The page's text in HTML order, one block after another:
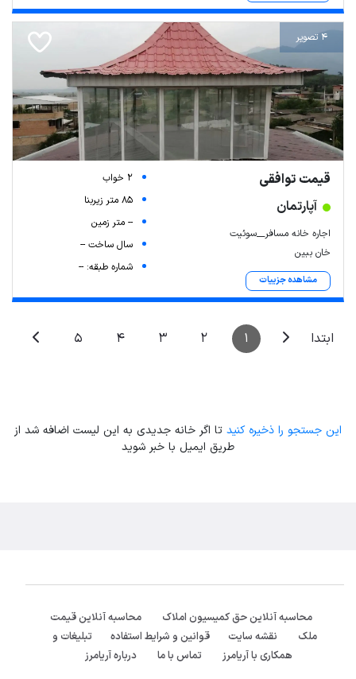
4 تصویر
قیمت توافقی
آپارتمان
اجاره خانه مسافر__سوئیت
خان ببین
مشاهده جزییات
2 خواب
85 متر زیربنا
-- متر زمین
سال ساخت --
شماره طبقه: --
ابتدا 1
2
3
4
5
این جستجو را ذخیره کنید تا اگر خانه جدیدی به این لیست اضافه شد از
طریق ایمیل با خبر شوید
محاسبه آنلاین حق کمیسیون املاک
محاسبه آنلاین قیمت
ملک
نقشه سایت قوانین و شرایط استفاده
تبلیغات و
همکاری با آریامرز
تماس با ما درباره آریامرز